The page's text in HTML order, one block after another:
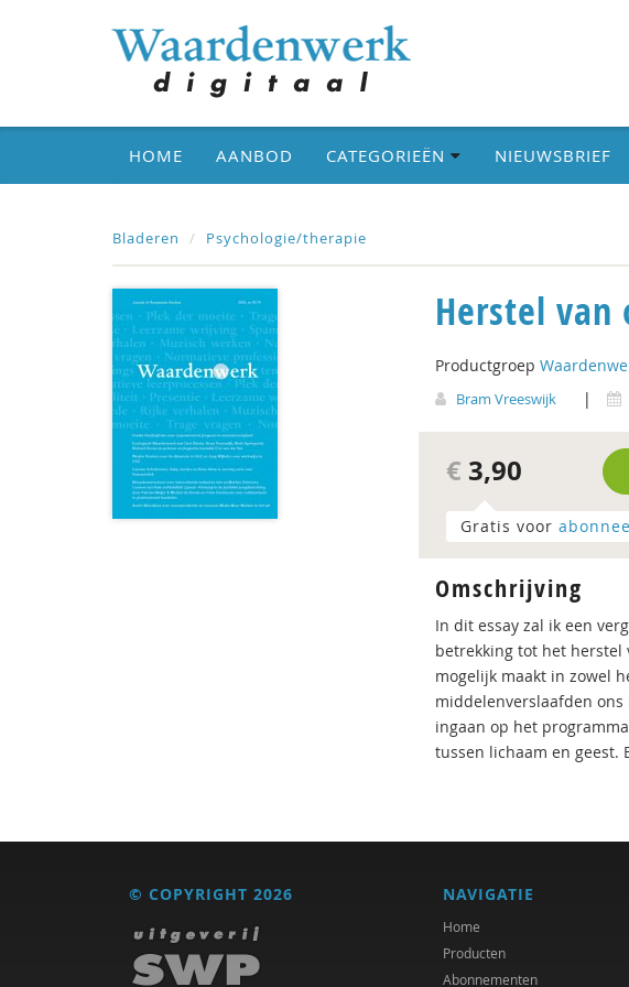
HOME AANBOD CATEGORIEËN NIEUWSBRIEF
Bladeren Psychologie/therapie
Herstel van
Productgroep
Bram Vreeswijk |
€ 3,90
Gratis voor
Omschrijving
In dit essay zal ik een
betrekking tot het herstel
mogelijk maakt in zowel
middelenverslaafden
ingaan op het
tussen lichaam en geest.
© COPYRIGHT 2026 NAVIGATIE
Home
Producten
Abonnementen